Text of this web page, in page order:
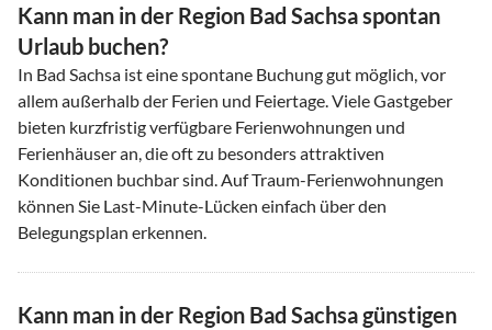
Kann man in der Region Bad Sachsa spontan
Urlaub buchen?
In Bad Sachsa ist eine spontane Buchung gut möglich, vor
allem außerhalb der Ferien und Feiertage. Viele Gastgeber
bieten kurzfristig verfügbare Ferienwohnungen und
Ferienhäuser an, die oft zu besonders attraktiven
Konditionen buchbar sind. Auf Traum-Ferienwohnungen
können Sie Last-Minute-Lücken einfach über den
Belegungsplan erkennen.
Kann man in der Region Bad Sachsa günstigen